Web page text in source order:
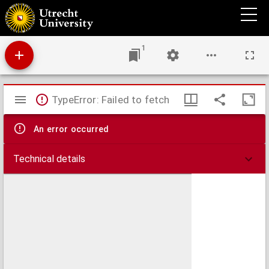
Algemeene geschiedenis des vaderlands, van de vroegste tijden tot op heden
1
Mirador
viewer
TypeError: Failed to fetch
An error occurred
Technical details